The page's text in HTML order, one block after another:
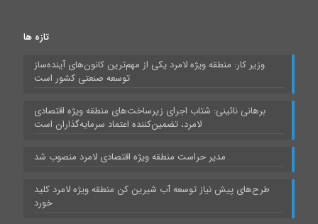
تازه ها
وزیر کار: منطقه ویژه لامرد یکی از مهم‌ترین کانون‌های آینده‌ساز
توسعه صنعتی کشور است
برهانی نائینی: شتاب اجرای زیرساخت‌های منطقه ویژه اقتصادی
لامرد، تضمین‌کننده اعتماد سرمایه‌گذاران است
مدیر حراست منطقه ویژه اقتصادی لامرد منصوب شد
طرح‌های پیش نیاز توسعه آب شیرین کن منطقه ویژه لامرد کلید
خورد